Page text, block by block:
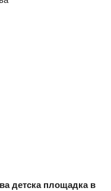
детска площадка в